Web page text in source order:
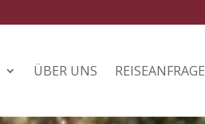
ÜBER UNS REISEANFRAGE